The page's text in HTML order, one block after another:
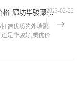
硬泡聚氨酯板8.5公分厂家价格-廊坊华骏聚氨酯保温管生产厂家
2023-02-22
造优质的外墙聚
是华骏好,质优价